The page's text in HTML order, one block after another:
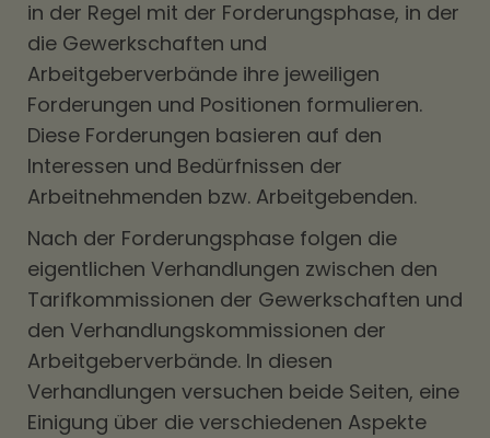
in der Regel mit der Forderungsphase, in der
die Gewerkschaften und
Arbeitgeberverbände ihre jeweiligen
Forderungen und Positionen formulieren.
Diese Forderungen basieren auf den
Interessen und Bedürfnissen der
Arbeitnehmenden bzw. Arbeitgebenden.
Nach der Forderungsphase folgen die
eigentlichen Verhandlungen zwischen den
Tarifkommissionen der Gewerkschaften und
den Verhandlungskommissionen der
Arbeitgeberverbände. In diesen
Verhandlungen versuchen beide Seiten, eine
Einigung über die verschiedenen Aspekte